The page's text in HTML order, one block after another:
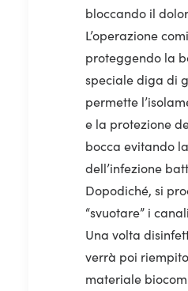
bloccando il
L’operazione
proteggendo la
speciale diga di
permette
e la protezione
bocca evitando
dell’infezione
Dopodiché, si
“svuotare” i
Una volta
verrà poi
materiale